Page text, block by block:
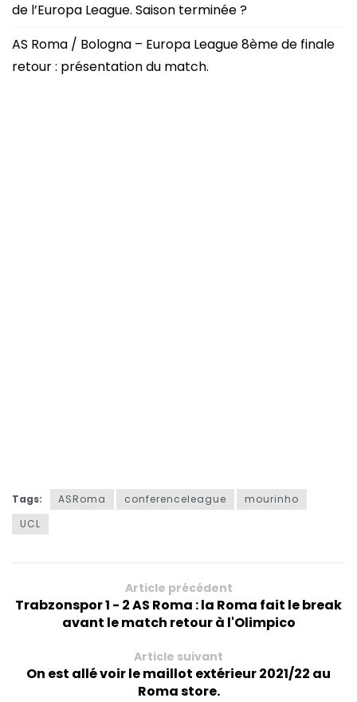
de l’Europa League. Saison terminée ?
AS Roma / Bologna – Europa League 8ème de finale
retour : présentation du match.
Tags: ASRoma conferenceleague
mourinho
UCL
Article précédent
Trabzonspor 1 - 2 AS Roma : la Roma fait le break
avant le match retour à l'Olimpico
Article suivant
On est allé voir le maillot extérieur 2021/22 au
Roma store.